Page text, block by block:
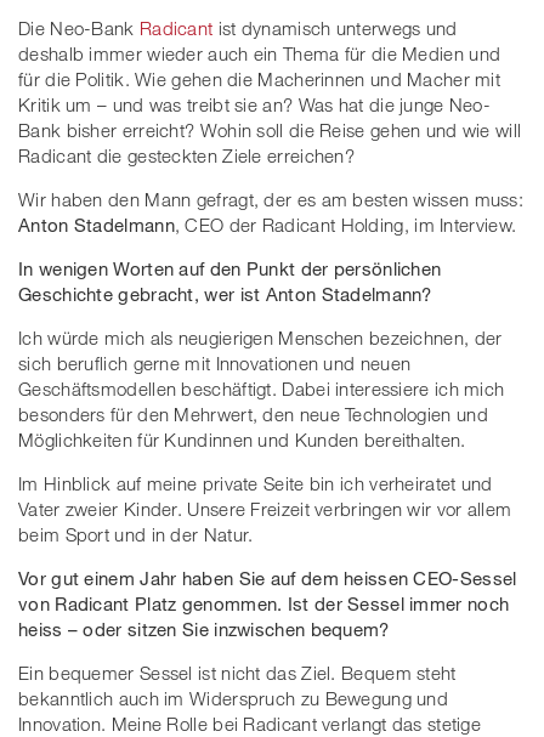
Die Neo-Bank Radicant ist dynamisch unterwegs und
deshalb immer wieder auch ein Thema für die Medien und
für die Politik. Wie gehen die Macherinnen und Macher mit
Kritik um – und was treibt sie an? Was hat die junge Neo-
Bank bisher erreicht? Wohin soll die Reise gehen und wie will
Radicant die gesteckten Ziele erreichen?
Wir haben den Mann gefragt, der es am besten wissen muss:
Anton Stadelmann, CEO der Radicant Holding, im Interview.
In wenigen Worten auf den Punkt der persönlichen
Geschichte gebracht, wer ist Anton Stadelmann?
Ich würde mich als neugierigen Menschen bezeichnen, der
sich beruflich gerne mit Innovationen und neuen
Geschäftsmodellen beschäftigt. Dabei interessiere ich mich
besonders für den Mehrwert, den neue Technologien und
Möglichkeiten für Kundinnen und Kunden bereithalten.
Im Hinblick auf meine private Seite bin ich verheiratet und
Vater zweier Kinder. Unsere Freizeit verbringen wir vor allem
beim Sport und in der Natur.
Vor gut einem Jahr haben Sie auf dem heissen CEO-Sessel
von Radicant Platz genommen. Ist der Sessel immer noch
heiss – oder sitzen Sie inzwischen bequem?
Ein bequemer Sessel ist nicht das Ziel. Bequem steht
bekanntlich auch im Widerspruch zu Bewegung und
Innovation. Meine Rolle bei Radicant verlangt das stetige